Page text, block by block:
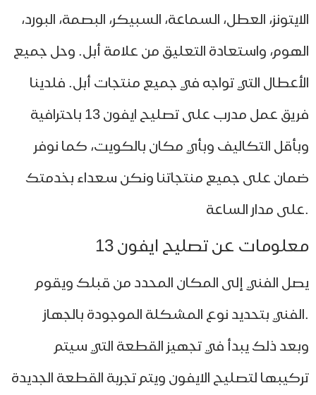
العطل، السماعة، السبيكر، البصمة، البورد،
واستعادة التعليق من علامة أبل. وحل جميع
التي تواجه في جميع منتجات أبل. فلدينا
فريق عمل مدرب على تصليح ايفون 13 باحترافية
التكاليف وبأي مكان بالكويت، كما نوفر
على جميع منتجاتنا ونكن سعداء بخدمتك
عن تصليح ايفون 13
الفني إلى المكان المحدد من قبلك ويقوم
ذلك يبدأ في تجهيز القطعة التي سيتم
لتصليح الايفون ويتم تجربة القطعة الجديدة